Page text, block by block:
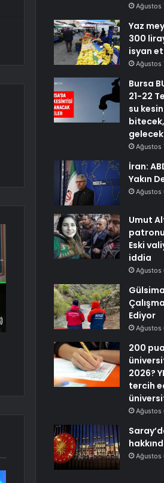
Ağustos
Yaz
300
isyan
Ağustos
Bursa
21-22
su
Ağustos
İran:
Yakın
Ağustos
Umut
patronu
Eski
iddia
Ağustos
Gülsima
Ediyor
Ağustos
200
2026?
tercih
Ağustos
Ağustos